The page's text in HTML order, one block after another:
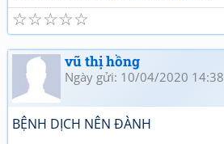
☆
☆
☆
☆
☆
vũ thị hồng
Ngày gửi: 10/04/2020 14:38
BỆNH DỊCH NÊN ĐÀNH